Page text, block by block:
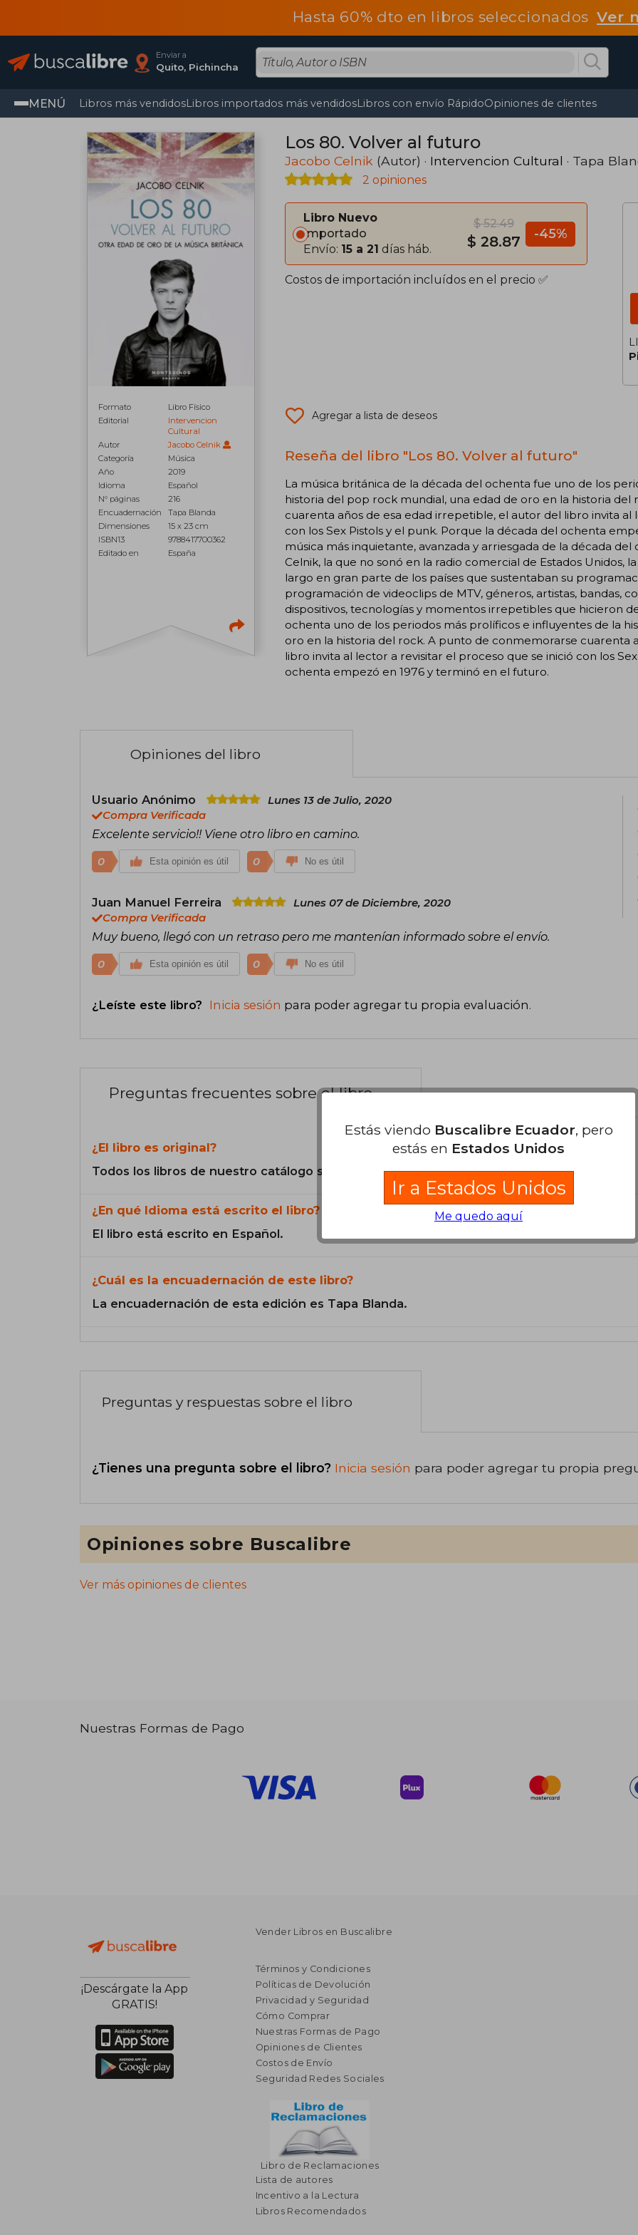
Hasta 60% dto en libros seleccionadosVer
Enviar a
Quito, Pichincha
MENÚ Libros más vendidosLibros importados más vendidosLibros con envío RápidoOpiniones de clientes
Formato
Libro Físico
Editorial
Intervencion
Cultural
Autor
Jacobo Celnik
Categoría
Música
Año
2019
Idioma
Español
N° páginas
216
Encuadernación
Tapa Blanda
Dimensiones
15 x 23 cm
ISBN13
9788417700362
Editado en
España
Los 80. Volver al futuro
Jacobo Celnik (Autor) · Intervencion Cultural · Tapa
2 opiniones
Libro Nuevo
Importado
Envío: 15 a 21 días háb.
$ 52.49
$ 28.87 -45%
Costos de importación incluídos en el precio ✅
Agregar a lista de deseos
Reseña del libro "Los 80. Volver al futuro"
La música británica de la década del ochenta fue uno de los
historia del pop rock mundial, una edad de oro en la historia
cuarenta años de esa edad irrepetible, el autor del libro invita al
con los Sex Pistols y el punk. Porque la década del ochenta
música más inquietante, avanzada y arriesgada de la década
Celnik, la que no sonó en la radio comercial de Estados Unidos,
largo en gran parte de los países que sustentaban su
programación de videoclips de MTV, géneros, artistas, bandas,
dispositivos, tecnologías y momentos irrepetibles que hicieron
ochenta uno de los periodos más prolíficos e influyentes de la
oro en la historia del rock. A punto de conmemorarse cuarenta
libro invita al lector a revisitar el proceso que se inició con los
ochenta empezó en 1976 y terminó en el futuro.
Opiniones del libro
Usuario Anónimo
Lunes 13 de Julio, 2020
Compra Verificada
Excelente servicio!! Viene otro libro en camino.
0 Esta opinión es útil 0 No es útil
Juan Manuel Ferreira
Lunes 07 de Diciembre, 2020
Compra Verificada
Muy bueno, llegó con un retraso pero me mantenían informado sobre el envío.
0 Esta opinión es útil 0 No es útil
¿Leíste este libro? Inicia sesión para poder agregar tu propia evaluación.
Preguntas frecuentes sobre el libro
¿El libro es original?
Todos los libros de nuestro catálogo son Originales.
¿En qué Idioma está escrito el libro?
El libro está escrito en Español.
¿Cuál es la encuadernación de este libro?
La encuadernación de esta edición es Tapa Blanda.
Preguntas y respuestas sobre el libro
¿Tienes una pregunta sobre el libro? Inicia sesión para poder agregar tu propia
Opiniones sobre Buscalibre
Ver más opiniones de clientes
Nuestras Formas de Pago
¡Descárgate la App
GRATIS!
Vender Libros en Buscalibre
Términos y Condiciones
Políticas de Devolución
Privacidad y Seguridad
Cómo Comprar
Nuestras Formas de Pago
Opiniones de Clientes
Costos de Envío
Seguridad Redes Sociales
Libro de Reclamaciones
Lista de autores
Incentivo a la Lectura
Libros Recomendados
Estás viendo Buscalibre Ecuador, pero
estás en Estados Unidos
Ir a Estados Unidos
Me quedo aquí